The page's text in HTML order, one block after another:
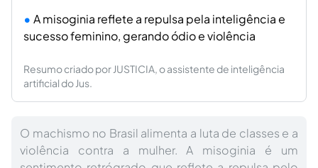
A misoginia reflete a repulsa pela inteligência e
sucesso feminino, gerando ódio e violência
Resumo criado por JUSTICIA, o assistente de inteligência
artificial do Jus.
O machismo no Brasil alimenta a luta de classes e a
violência contra a mulher. A misoginia é um